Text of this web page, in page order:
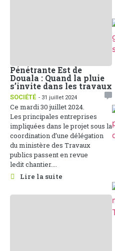
Pénétrante Est de
Douala : Quand la pluie
s’invite dans les travaux
SOCIÉTÉ - 31 juillet 2024
Ce mardi 30 juillet 2024.
Les principales entreprises
impliquées dans le projet sous la
coordination d’une délégation
du ministère des Travaux
publics passent en revue
ledit chantier....
Lire la suite